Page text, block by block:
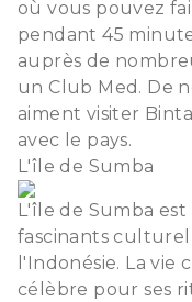
où vous pouvez
pendant 45
auprès de
un Club Med. De
aiment visiter
avec le pays.
L'île de Sumba
L'île de Sumba
fascinants
l'Indonésie. La
célèbre pour ses